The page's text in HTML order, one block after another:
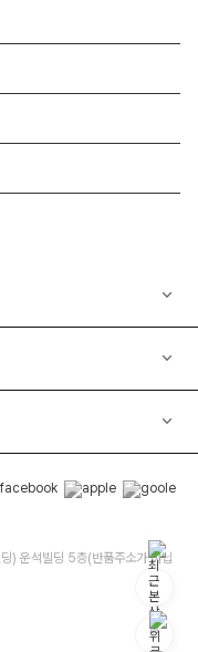
) 운석빌딩 5층(반품주소가 아닙